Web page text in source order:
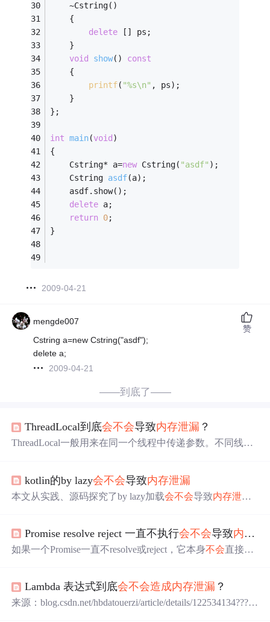
    ~Cstring()
    {
delete [] ps;
    }
void
show()
const
    {
printf( "%s\n" , ps);
    }
};
int main(void )
{
	Cstring* a=
new Cstring( "asdf" );
Cstring asdf(a) ;
    asdf.show();
delete a;
return 0;
}
2009-04-21
mengde007
Cstring a=new Cstring("asdf");
delete a;
2009-04-21
赞
——到底了——
ThreadLocal到底会不会导致内存泄漏 ？
ThreadLocal一般用来在同一个线程中传递参数。不同线程
kotlin的by lazy会不会导致内存泄漏
本文从实践、源码探究了by lazy加载会不会导致内存泄漏
Promise resolve reject 一直不执行会不会导致内存泄漏
如果一个Promise一直不resolve或reject，它本身不会直接导
态，并且Promise本身并不会持有对大量数据的引用。：如
果Promise内部依赖于事件监听器或定时器（如setTimeout
Lambda 表达式到底会不会造成内存泄漏 ？
来源：blog.csdn.net/hbdatouerzi/article/details/122534134????